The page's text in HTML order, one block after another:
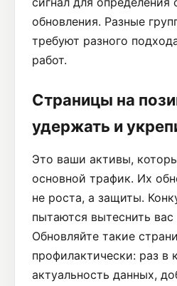
обновления. Разные
требуют разного
работ.
Страницы на
удержать и
Это ваши активы,
основной трафик. Их
не роста, а защиты.
пытаются вытеснить вас
Обновляйте такие
профилактически: раз в
актуальность данных,